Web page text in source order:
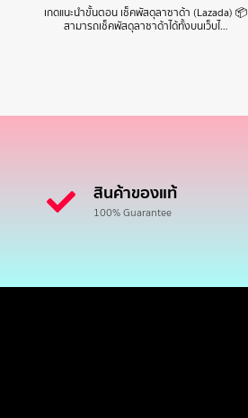
เกดแนะนำขั้นตอน เช็คพัสดุลาซาด้า (Lazada) 📦
สามารถเช็คพัสดุลาซาด้าได้ทั้งบนเว็บไ…
สินค้าของแท้
100% Guarantee